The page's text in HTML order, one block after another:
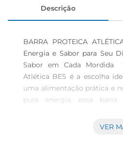
Descrição
BARRA PROTEICA
Energia e Sabor para Seu
Sabor em Cada Mordida
Atlética BES é a escolha
uma alimentação prática e
pura energia, essa barra
lanche rápido ou um reforço
VER